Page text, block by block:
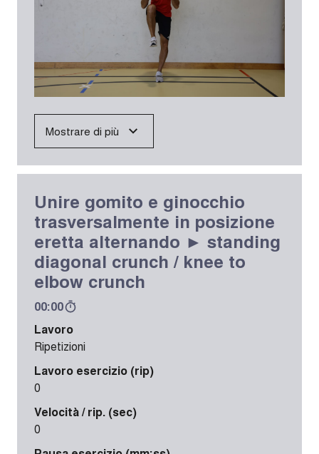
Mostrare di più
Unire gomito e ginocchio
trasversalmente in posizione
eretta alternando ► standing
diagonal crunch / knee to
elbow crunch
00:00
Lavoro
Ripetizioni
Lavoro esercizio (rip)
0
Velocità / rip. (sec)
0